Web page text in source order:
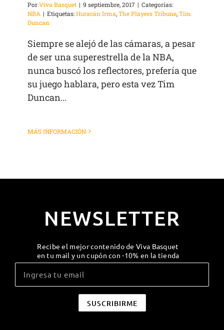
PorViva Basquet | 9 septiembre, 2017 | Categorías:
NBA | Etiquetas:Huracán Irma,The Players Tribune,Tim
Duncan
Siempre se alejó de las cámaras, a pesar
de ser una superestrella de la NBA,
nunca buscó los reflectores, prefería que
su juego hablara, pero esta vez Tim
Duncan...
MÁS INFORMACIÓN
NEWSLETTER
Recibe el mejor contenido de Viva Basquet
en tu mail y un cupón con -10% en la tienda